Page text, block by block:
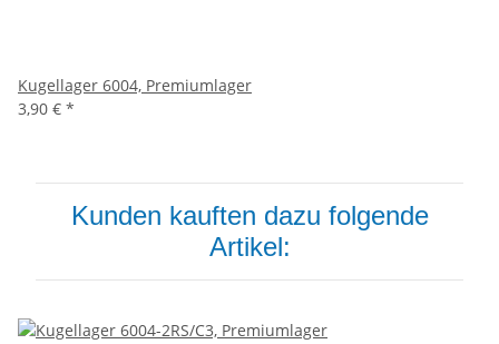
Kugellager 6004, Premiumlager
3,90 € *
Kunden kauften dazu folgende
Artikel: